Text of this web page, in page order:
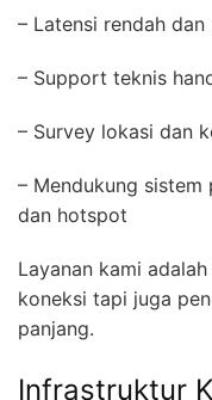
– Latensi rendah
– Support teknis
– Survey lokasi dan
– Mendukung
dan hotspot
Layanan kami
koneksi tapi juga
panjang.
Infrastruktur